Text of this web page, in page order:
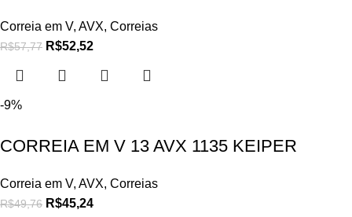
Correia em V, AVX, Correias
R$57,77 R$52,52
-9%
CORREIA EM V 13 AVX 1135 KEIPER
Correia em V, AVX, Correias
R$49,76 R$45,24